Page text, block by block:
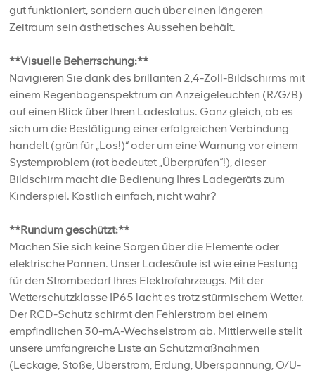
gut funktioniert, sondern auch über einen längeren
Zeitraum sein ästhetisches Aussehen behält.
**Visuelle Beherrschung:**
Navigieren Sie dank des brillanten 2,4-Zoll-Bildschirms mit
einem Regenbogenspektrum an Anzeigeleuchten (R/G/B)
auf einen Blick über Ihren Ladestatus. Ganz gleich, ob es
sich um die Bestätigung einer erfolgreichen Verbindung
handelt (grün für „Los!)“ oder um eine Warnung vor einem
Systemproblem (rot bedeutet „Überprüfen“!), dieser
Bildschirm macht die Bedienung Ihres Ladegeräts zum
Kinderspiel. Köstlich einfach, nicht wahr?
**Rundum geschützt:**
Machen Sie sich keine Sorgen über die Elemente oder
elektrische Pannen. Unser Ladesäule ist wie eine Festung
für den Strombedarf Ihres Elektrofahrzeugs. Mit der
Wetterschutzklasse IP65 lacht es trotz stürmischem Wetter.
Der RCD-Schutz schirmt den Fehlerstrom bei einem
empfindlichen 30-mA-Wechselstrom ab. Mittlerweile stellt
unsere umfangreiche Liste an Schutzmaßnahmen
(Leckage, Stöße, Überstrom, Erdung, Überspannung, O/U-